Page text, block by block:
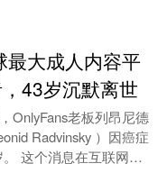
最大成人内容平
43岁沉默离世
OnlyFans老板列昂尼德
Radvinsky ）因癌症
这个消息在互联网上
想....